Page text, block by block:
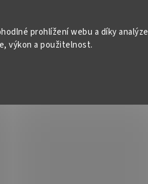
prohlížení webu a díky analýze
výkon a použitelnost.